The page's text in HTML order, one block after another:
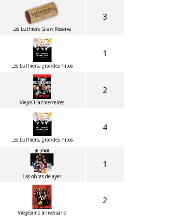
Les Luthiers Gran Reserva
3
Les Luthiers, grandes hitos
1
Viejos Hazmerreíres
2
Les Luthiers, grandes hitos
4
Las obras de ayer
1
Viegésimo aniversario
2